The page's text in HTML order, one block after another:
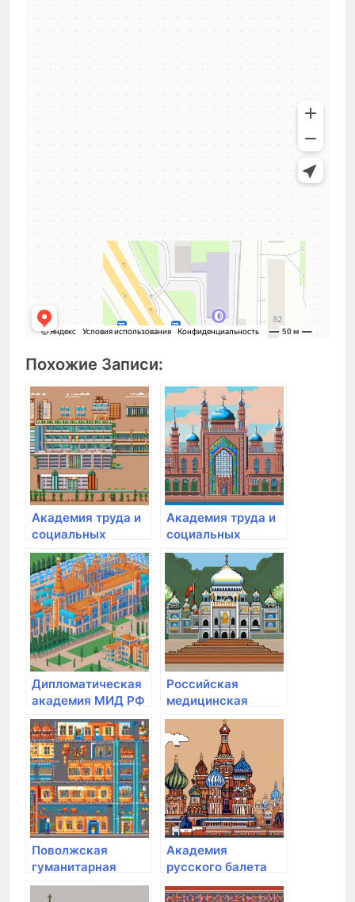
Похожие Записи:
Академия труда и
социальных
отношений
Академия труда и
социальных
отношений
Дипломатическая
академия МИД РФ
Российская
медицинская
академия
непрерывного
профессионального
образования
Поволжская
гуманитарная
академия
Академия
русского балета
им. А.Я. Вагановой